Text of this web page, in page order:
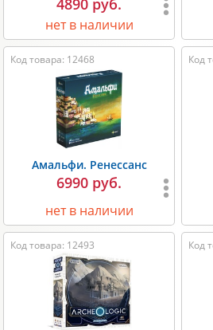
нет в наличии
Код товара: 12468
Амальфи. Ренессанс
6990 руб.
нет в наличии
Код
Код товара: 12493 Код